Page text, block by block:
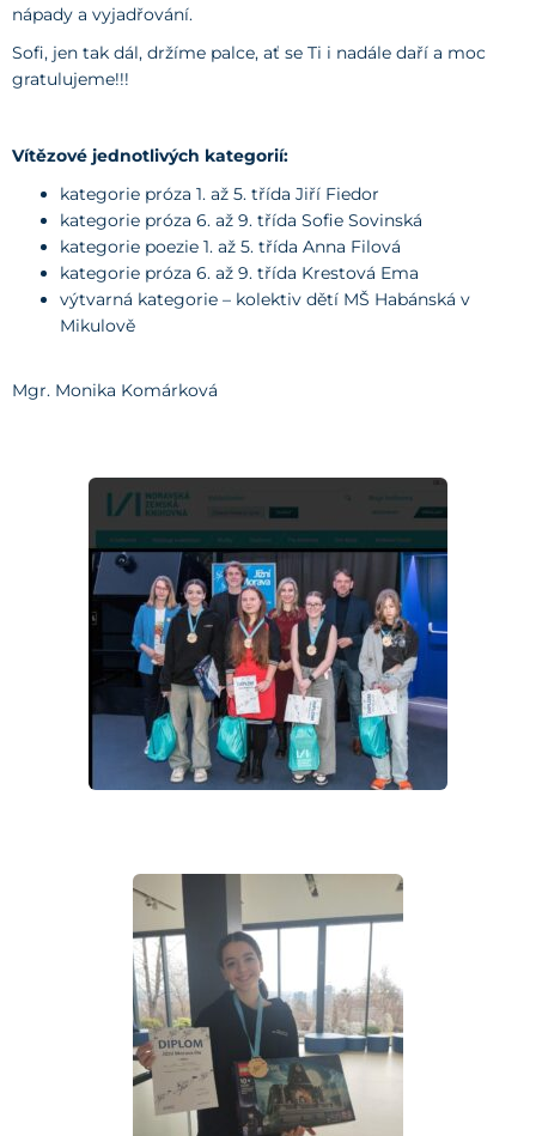
nápady a vyjadřování.
Sofi, jen tak dál, držíme palce, ať se Ti i nadále daří a moc
gratulujeme!!!
Vítězové jednotlivých kategorií:
kategorie próza 1. až 5. třída Jiří Fiedor
kategorie próza 6. až 9. třída Sofie Sovinská
kategorie poezie 1. až 5. třída Anna Filová
kategorie próza 6. až 9. třída Krestová Ema
výtvarná kategorie – kolektiv dětí MŠ Habánská v
Mikulově
Mgr. Monika Komárková